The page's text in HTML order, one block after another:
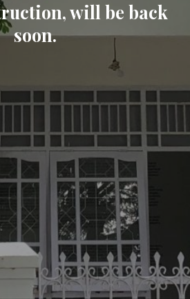
will be back
soon.